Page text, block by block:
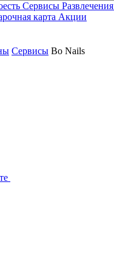
Сервисы Развлечения
карта Акции
Сервисы Bo Nails